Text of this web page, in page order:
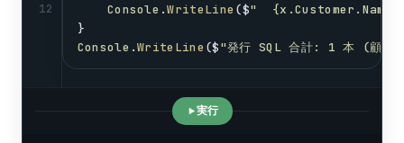
12
Console .WriteLine ($"
}
Console .WriteLine ($"発行 SQL 合計: 1 本 (顧客の
実行